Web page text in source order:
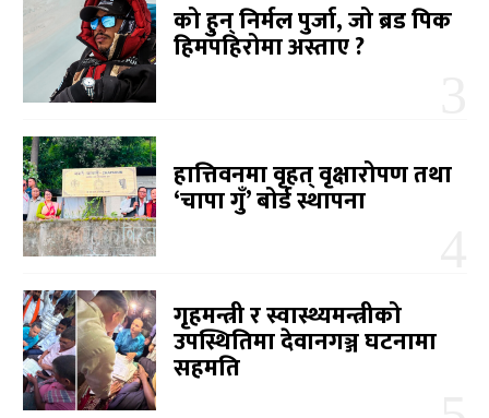
को हुन् निर्मल पुर्जा, जो ब्रड पिक
हिमपहिरोमा अस्ताए ?
हात्तिवनमा वृहत् वृक्षारोपण तथा
‘चापा गुँ’ बोर्ड स्थापना
गृहमन्त्री र स्वास्थ्यमन्त्रीको
उपस्थितिमा देवानगञ्ज घटनामा
सहमति